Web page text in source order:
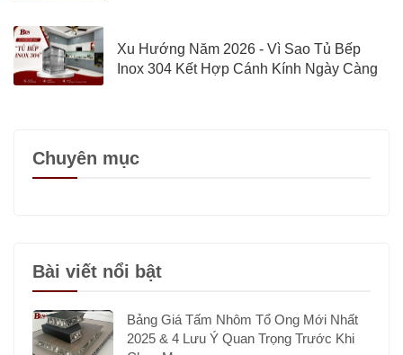
Xu Hướng Năm 2026 - Vì Sao Tủ Bếp
Inox 304 Kết Hợp Cánh Kính Ngày Càng
Chuyên mục
Bài viết nổi bật
Bảng Giá Tấm Nhôm Tổ Ong Mới Nhất
2025 & 4 Lưu Ý Quan Trọng Trước Khi